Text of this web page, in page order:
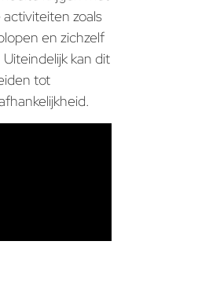
activiteiten zoals
en zichzelf
kan dit
tot